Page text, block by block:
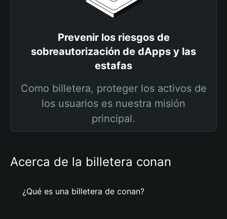
Prevenir los riesgos de
sobreautorización de dApps y las
estafas
Como billetera, proteger los activos de
los usuarios es nuestra misión
principal.
Acerca de la billetera conan
¿Qué es una billetera de conan?